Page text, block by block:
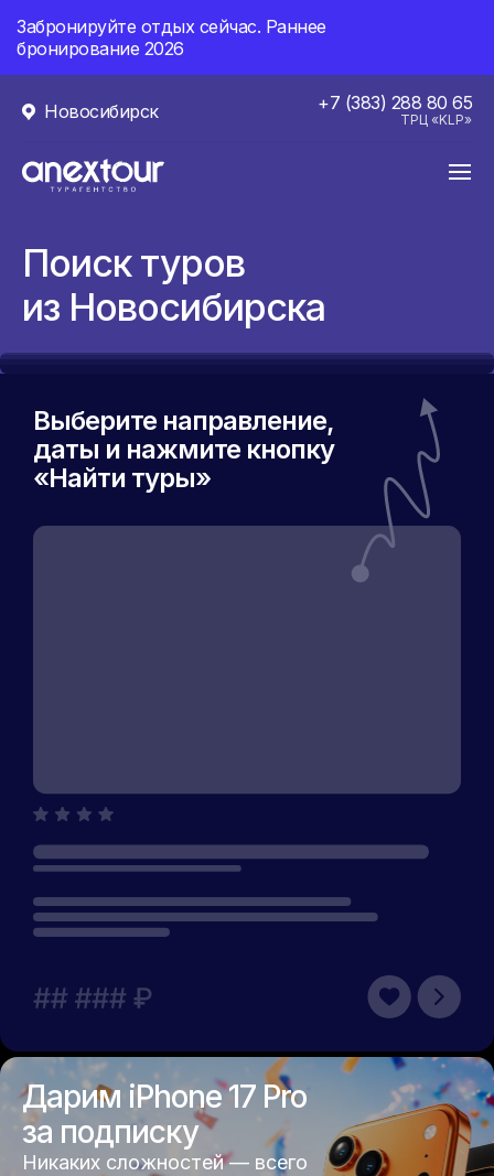
Забронируйте отдых сейчас. Раннее
бронирование 2026
Новосибирск +7 (383) 288 80 65
ТРЦ «KLP»
Поиск туров
из Новосибирска
Выберите направление,
даты и нажмите кнопку
«Найти туры»
Дарим iPhone 17 Pro
за подписку
Никаких сложностей — всего